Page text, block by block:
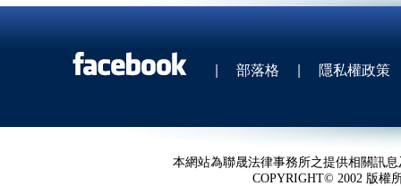
| 部落格 | 隱私權政策
本網站為聯晟法律事務所之提供相關訊
COPYRIGHT© 2002 版權